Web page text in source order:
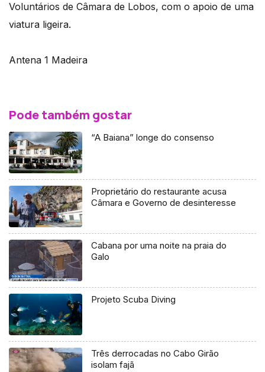
Voluntários de Câmara de Lobos, com o apoio de uma
viatura ligeira.
Antena 1 Madeira
Pode também gostar
“A Baiana” longe do consenso
Proprietário do restaurante acusa
Câmara e Governo de desinteresse
Cabana por uma noite na praia do
Galo
Projeto Scuba Diving
Três derrocadas no Cabo Girão
isolam fajã